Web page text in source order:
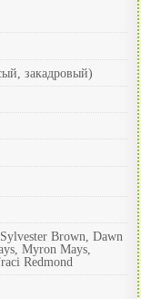
закадровый)
Brown, Dawn
Myron Mays,
Redmond